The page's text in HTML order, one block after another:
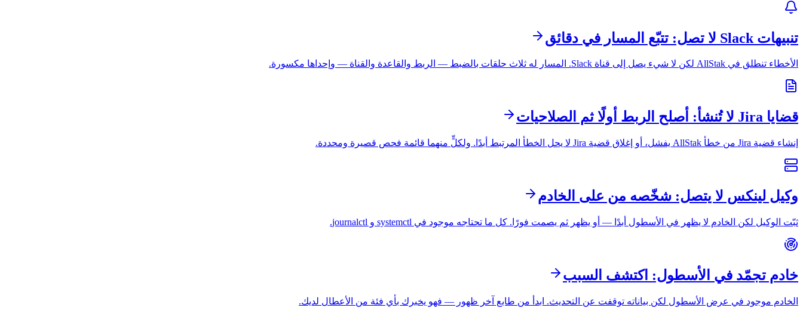
تنبيهات Slack لا تصل: تتبّع المسار في دقائق
الأخطاء تنطلق في AllStak لكن لا شيء يصل إلى قناة Slack. المسار له ثلاث حلقات بالضبط — الربط والقاعدة والقناة — وإحداها مكسورة.
قضايا Jira لا تُنشأ: أصلح الربط أولًا ثم الصلاحيات
إنشاء قضية Jira من خطأ AllStak يفشل، أو إغلاق قضية Jira لا يحل الخطأ المرتبط أبدًا. ولكلٍّ منهما قائمة فحص قصيرة ومحددة.
وكيل لينكس لا يتصل: شخّصه من على الخادم
ثبّت الوكيل لكن الخادم لا يظهر في الأسطول أبدًا — أو يظهر ثم يصمت فورًا. كل ما تحتاجه موجود في systemctl و journalctl.
خادم تجمّد في الأسطول: اكتشف السبب
الخادم موجود في عرض الأسطول لكن بياناته توقفت عن التحديث. ابدأ من طابع آخر ظهور — فهو يخبرك بأي فئة من الأعطال لديك.